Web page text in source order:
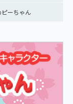
ーちゃん